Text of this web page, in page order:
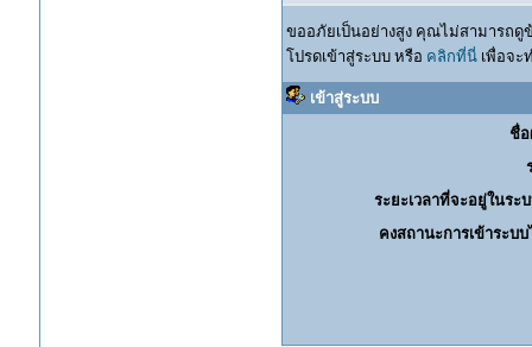
ขออภัยเป็นอย่างสูง คุณไม่สามารถ
โปรดเข้าสู่ระบบ หรือ คลิกที่นี่เพื่อจะ
เข้าสู่ระบบ
ชื่อ
ระยะเวลาที่จะอยู่ในระ
คงสถานะการเข้าระบ